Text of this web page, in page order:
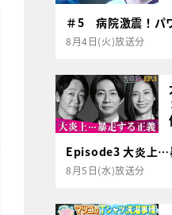
＃5 病院激震！パ
8月4日(火)放送分
Episode3 大炎上…
8月5日(水)放送分